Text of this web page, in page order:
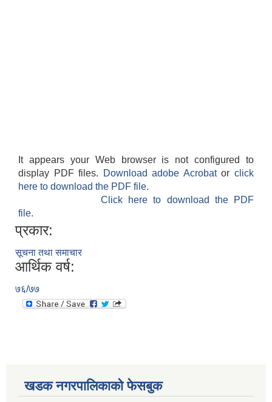
It appears your Web browser is not configured to
display PDF files.
Download adobe Acrobatorclick
here to download the PDF file.
Click here to download the PDF
file.
प्रकार:
सूचना तथा समाचार
आर्थिक वर्ष:
७६/७७
खडक नगरपालिकाको फेसबुक